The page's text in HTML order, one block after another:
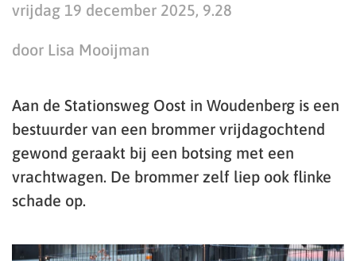
vrijdag 19 december 2025, 9.28
door Lisa Mooijman
Aan de Stationsweg Oost in Woudenberg is een
bestuurder van een brommer vrijdagochtend
gewond geraakt bij een botsing met een
vrachtwagen. De brommer zelf liep ook flinke
schade op.